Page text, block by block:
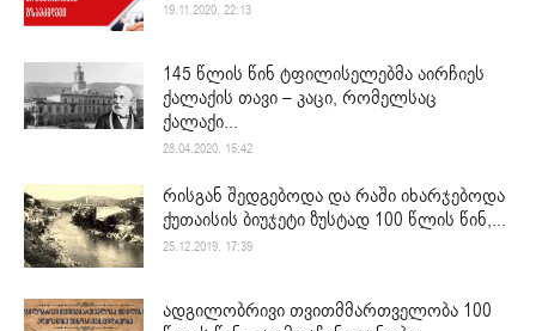
19.11.2020. 22:13
145 წლის წინ ტფილისელებმა აირჩიეს
ქალაქის თავი – კაცი, რომელსაც
ქალაქი...
28.04.2020. 15:42
რისგან შედგებოდა და რაში იხარჯებოდა
ქუთაისის ბიუჯეტი ზუსტად 100 წლის წინ,...
25.12.2019. 17:39
ადგილობრივი თვითმმართველობა 100